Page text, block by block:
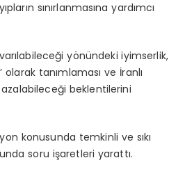
sınırlanmasına yardımcı
yönündeki iyimserlik,
olarak tanımlaması ve İranlı
beklentilerini
konusunda temkinli ve sıkı
soru işaretleri yarattı.